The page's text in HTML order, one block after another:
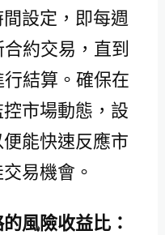
設定，即每週
約交易，直到
結算。確保在
市場動態，設
能快速反應市
易機會。
風險收益比：